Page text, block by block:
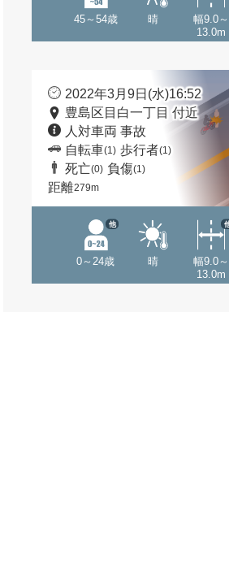
45～54歳 晴
幅9.0～
13.0m
2022年3月9日(水)16:52
豊島区目白一丁目 付近
人対車両 事故
自転車(1) 歩行者(1)
死亡(0) 負傷(1)
距離279m
0～24歳
他
晴
幅9.0～
13.0m